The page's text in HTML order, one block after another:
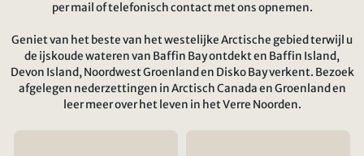
per mail of telefonisch contact met ons opnemen.
Geniet van het beste van het westelijke Arctische gebied terwijl u
de ijskoude wateren van Baffin Bay ontdekt en Baffin Island,
Devon Island, Noordwest Groenland en Disko Bay verkent. Bezoek
afgelegen nederzettingen in Arctisch Canada en Groenland en
leer meer over het leven in het Verre Noorden.